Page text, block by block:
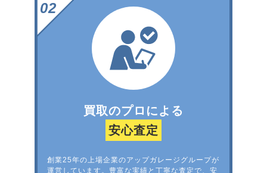
買取のプロによる
安心査定
創業25年の上場企業のアップガレージグループが
運営しています。豊富な実績と丁寧な査定で、安